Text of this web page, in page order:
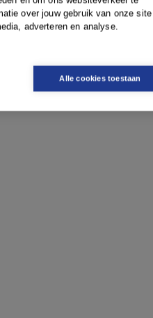
over jouw gebruik van onze site
adverteren en analyse.
Alle cookies toestaan